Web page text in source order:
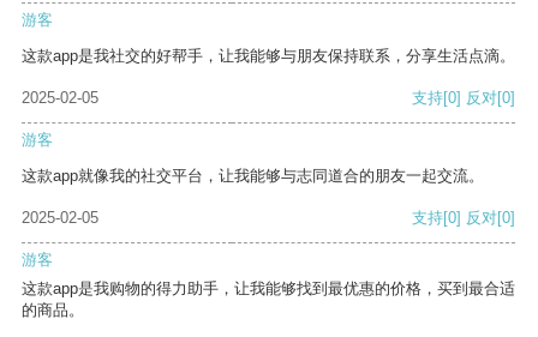
游客
这款app是我社交的好帮手，让我能够与朋友保持联系，分享生活点滴。
2025-02-05 支持[0] 反对[0]
游客
这款app就像我的社交平台，让我能够与志同道合的朋友一起交流。
2025-02-05 支持[0] 反对[0]
游客
这款app是我购物的得力助手，让我能够找到最优惠的价格，买到最合适
的商品。